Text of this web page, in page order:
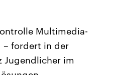
aus
Aktuelle Beiträge,
Hintergründe
Wirtschaftlich und
gehören die Vereinigten
den mächtigsten Ländern
mit großem Einfluss auf
Multimedia-
– fordert in der
Jugendlicher im